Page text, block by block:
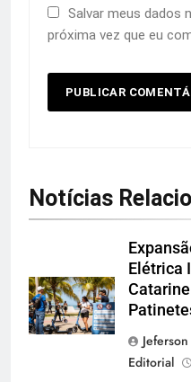
Salvar meus dados
próxima vez que eu
Notícias
Elétrica
Editorial